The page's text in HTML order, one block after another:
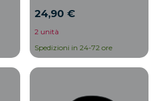
24,90 €
2 unità
Spedizioni in 24-72 ore